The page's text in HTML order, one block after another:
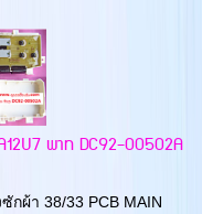
พาท DC92-00502A
กผ้า 38/33 PCB MAIN